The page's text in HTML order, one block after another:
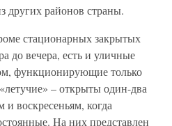
других районов страны.
стационарных закрытых
до вечера, есть и уличные
функционирующие только
– открыты один-два
воскресеньям, когда
На них представлен